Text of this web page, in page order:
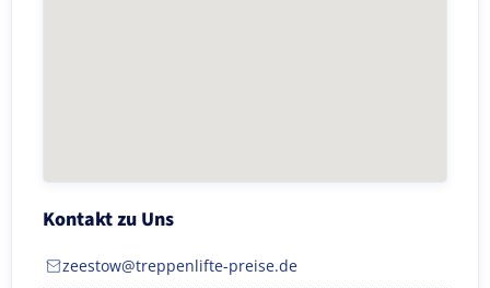
Kontakt zu Uns
zeestow@treppenlifte-preise.de